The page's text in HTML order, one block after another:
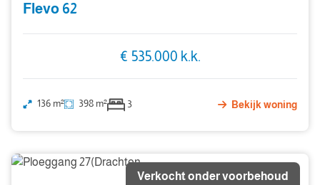
Flevo 62
€ 535.000 k.k.
136 m² 398 m² 3 Bekijk woning
Verkocht onder voorbehoud